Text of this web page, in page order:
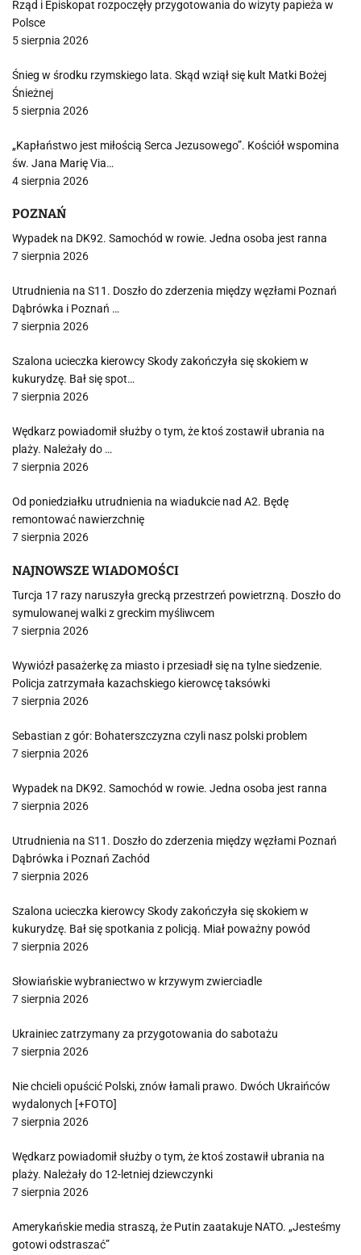
Rząd i Episkopat rozpoczęły przygotowania do wizyty papieża w
Polsce
5 sierpnia 2026
Śnieg w środku rzymskiego lata. Skąd wziął się kult Matki Bożej
Śnieżnej
5 sierpnia 2026
„Kapłaństwo jest miłością Serca Jezusowego”. Kościół wspomina
św. Jana Marię Via…
4 sierpnia 2026
POZNAŃ
Wypadek na DK92. Samochód w rowie. Jedna osoba jest ranna
7 sierpnia 2026
Utrudnienia na S11. Doszło do zderzenia między węzłami Poznań
Dąbrówka i Poznań …
7 sierpnia 2026
Szalona ucieczka kierowcy Skody zakończyła się skokiem w
kukurydzę. Bał się spot…
7 sierpnia 2026
Wędkarz powiadomił służby o tym, że ktoś zostawił ubrania na
plaży. Należały do …
7 sierpnia 2026
Od poniedziałku utrudnienia na wiadukcie nad A2. Będę
remontować nawierzchnię
7 sierpnia 2026
NAJNOWSZE WIADOMOŚCI
Turcja 17 razy naruszyła grecką przestrzeń powietrzną. Doszło do
symulowanej walki z greckim myśliwcem
7 sierpnia 2026
Wywiózł pasażerkę za miasto i przesiadł się na tylne siedzenie.
Policja zatrzymała kazachskiego kierowcę taksówki
7 sierpnia 2026
Sebastian z gór: Bohaterszczyzna czyli nasz polski problem
7 sierpnia 2026
Wypadek na DK92. Samochód w rowie. Jedna osoba jest ranna
7 sierpnia 2026
Utrudnienia na S11. Doszło do zderzenia między węzłami Poznań
Dąbrówka i Poznań Zachód
7 sierpnia 2026
Szalona ucieczka kierowcy Skody zakończyła się skokiem w
kukurydzę. Bał się spotkania z policją. Miał poważny powód
7 sierpnia 2026
Słowiańskie wybraniectwo w krzywym zwierciadle
7 sierpnia 2026
Ukrainiec zatrzymany za przygotowania do sabotażu
7 sierpnia 2026
Nie chcieli opuścić Polski, znów łamali prawo. Dwóch Ukraińców
wydalonych [+FOTO]
7 sierpnia 2026
Wędkarz powiadomił służby o tym, że ktoś zostawił ubrania na
plaży. Należały do 12-letniej dziewczynki
7 sierpnia 2026
Amerykańskie media straszą, że Putin zaatakuje NATO. „Jesteśmy
gotowi odstraszać”